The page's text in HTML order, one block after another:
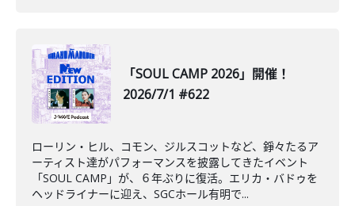
「SOUL CAMP 2026」開催！
2026/7/1 #622
ローリン・ヒル、コモン、ジルスコットなど、錚々たるア
ーティスト達がパフォーマンスを披露してきたイベント
「SOUL CAMP」が、６年ぶりに復活。エリカ・バドゥを
ヘッドライナーに迎え、SGCホール有明で...